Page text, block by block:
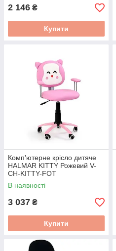
2 146 ₴
Купити
Комп'ютерне крісло дитяче
HALMAR KITTY Рожевий V-
CH-KITTY-FOT
В наявності
3 037 ₴
Купити